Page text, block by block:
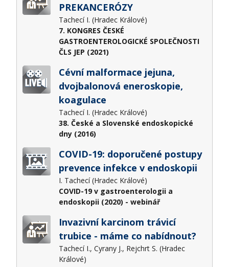
PREKANCERÓZY
Tachecí I. (Hradec Králové)
7. KONGRES ČESKÉ
GASTROENTEROLOGICKÉ SPOLEČNOSTI
ČLS JEP (2021)
Cévní malformace jejuna,
dvojbalonová eneroskopie,
koagulace
Tachecí I. (Hradec Králové)
38. České a Slovenské endoskopické
dny (2016)
COVID-19: doporučené postupy
prevence infekce v endoskopii
I. Tachecí (Hradec Králové)
COVID-19 v gastroenterologii a
endoskopii (2020) - webinář
Invazivní karcinom trávicí
trubice - máme co nabídnout?
Tachecí I., Cyrany J., Rejchrt S. (Hradec
Králové)